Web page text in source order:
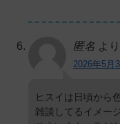
匿名 よ
2026年5月
ヒスイは日頃から
雑談してるイメー